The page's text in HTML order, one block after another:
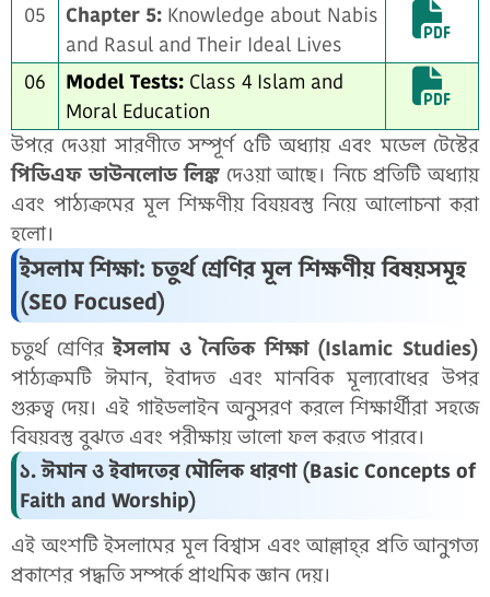
05
Chapter 5: Knowledge about Nabis
and Rasul and Their Ideal Lives
06
Model Tests: Class 4 Islam and
Moral Education
উপরে দেওয়া সারণীতে সম্পূর্ণ ৫টি অধ্যায় এবং মডেল টেস্টের
পিডিএফ ডাউনলোড লিঙ্কদেওয়া আছে। নিচে প্রতিটি অধ্যায়
এবং পাঠ্যক্রমের মূল শিক্ষণীয় বিষয়বস্তু নিয়ে আলোচনা করা
হলো।
ইসলাম শিক্ষা: চতুর্থ শ্রেণির মূল শিক্ষণীয় বিষয়সমূহ
(SEO Focused)
চতুর্থ শ্রেণিরইসলাম ও নৈতিক শিক্ষা (Islamic Studies)
পাঠ্যক্রমটি ঈমান, ইবাদত এবং মানবিক মূল্যবোধের উপর
গুরুত্ব দেয়। এই গাইডলাইন অনুসরণ করলে শিক্ষার্থীরা সহজে
বিষয়বস্তু বুঝতে এবং পরীক্ষায় ভালো ফল করতে পারবে।
১. ঈমান ও ইবাদতের মৌলিক ধারণা (Basic Concepts of
Faith and Worship)
এই অংশটি ইসলামের মূল বিশ্বাস এবং আল্লাহ্‌র প্রতি আনুগত্য
প্রকাশের পদ্ধতি সম্পর্কে প্রাথমিক জ্ঞান দেয়।